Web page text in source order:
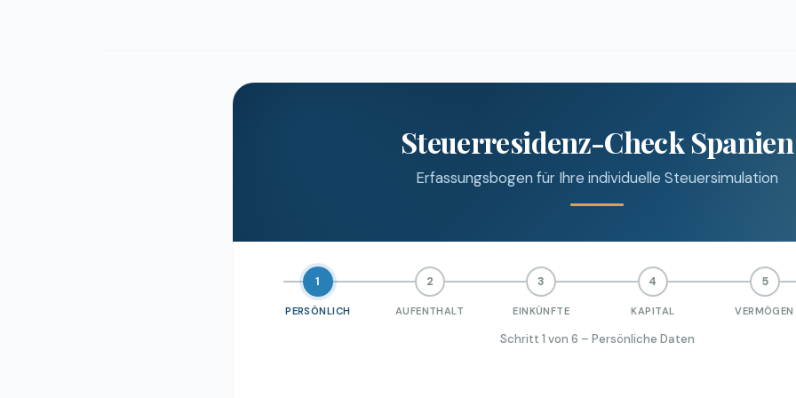
Steuerresidenz-Check Spanien
Erfassungsbogen für Ihre individuelle Steuersimulation
1
PERSÖNLICH
2
AUFENTHALT
3
EINKÜNFTE
4
KAPITAL
5
VERMÖGEN
Schritt 1 von 6 – Persönliche Daten